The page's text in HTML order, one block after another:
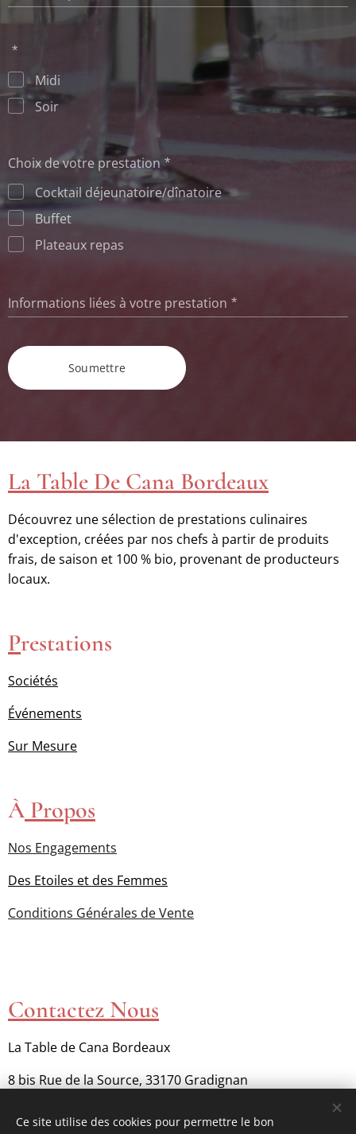
Midi
Soir
Choix de votre prestation
Cocktail déjeunatoire/dînatoire
Buffet
Plateaux repas
Informations liées à votre prestation
Soumettre
La Table De Cana Bordeaux
Découvrez une sélection de prestations culinaires
d'exception, créées par nos chefs à partir de produits
frais, de saison et 100 % bio, provenant de producteurs
locaux.
Prestations
Sociétés
Événements
Sur Mesure
ÀPropos
Nos Engagements
Des Etoiles et des Femmes
Conditions Générales de Vente
Contactez Nous
La Table de Cana Bordeaux
8 bis Rue de la Source, 33170 Gradignan
Ce site utilise des cookies pour permettre le bon